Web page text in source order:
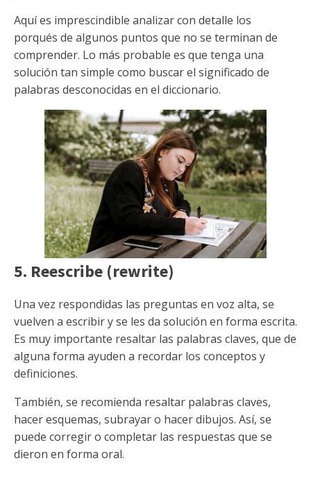
Aquí es imprescindible analizar con detalle los
porqués de algunos puntos que no se terminan de
comprender. Lo más probable es que tenga una
solución tan simple como buscar el significado de
palabras desconocidas en el diccionario.
5. Reescribe (rewrite)
Una vez respondidas las preguntas en voz alta, se
vuelven a escribir y se les da solución en forma escrita.
Es muy importante resaltar las palabras claves, que de
alguna forma ayuden a recordar los conceptos y
definiciones.
También, se recomienda resaltar palabras claves,
hacer esquemas, subrayar o hacer dibujos. Así, se
puede corregir o completar las respuestas que se
dieron en forma oral.